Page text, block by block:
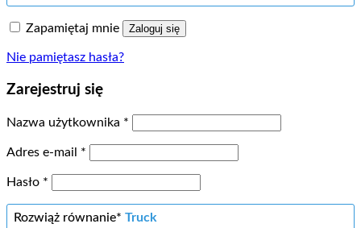
Zapamiętaj mnie Zaloguj się
Nie pamiętasz hasła?
Zarejestruj się
Nazwa użytkownika *
Adres e-mail *
Hasło *
Rozwiąż równanie* Truck